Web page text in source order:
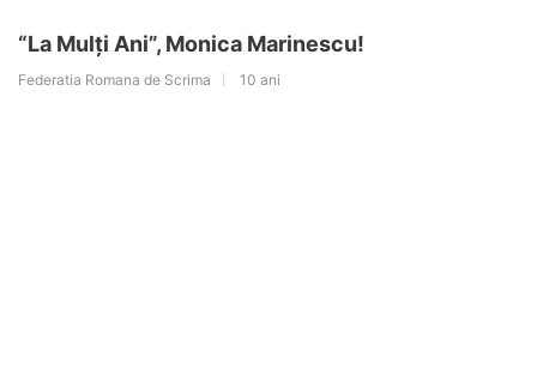
“La Mulți Ani”, Monica Marinescu!
Federatia Romana de Scrima 10 ani